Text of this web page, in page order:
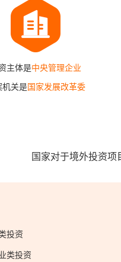
主体是中央管理企业
机关是国家发展改革委
国家对于境外投资项
投资
类投资